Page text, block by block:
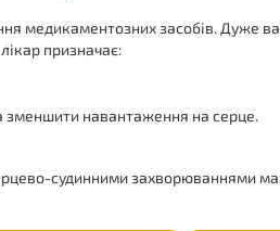
засобів. Дуже
призначає:
зменшити навантаження на серце.
судинними захворюваннями